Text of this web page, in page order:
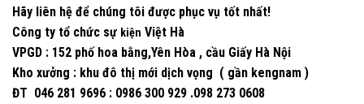
Hãy liên hệ để chúng tôi được phục vụ tốt nhất!
Công ty tổ chức sự kiện Việt Hà
VPGD : 152 phố hoa bằng,Yên Hòa , cầu Giấy Hà Nội
Kho xưởng : khu đô thị mới dịch vọng ( gần kengnam )
ĐT 046 281 9696 : 0986 300 929 .098 273 0608